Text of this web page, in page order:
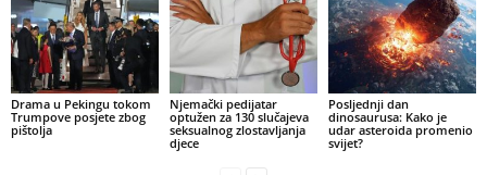
Drama u Pekingu tokom
Trumpove posjete zbog
pištolja
Njemački pedijatar
optužen za 130 slučajeva
seksualnog zlostavljanja
djece
Posljednji dan
dinosaurusa: Kako je
udar asteroida promenio
svijet?